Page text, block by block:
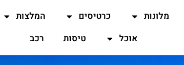
מלונות כרטיסים המלצות
אוכל
טיסות רכב